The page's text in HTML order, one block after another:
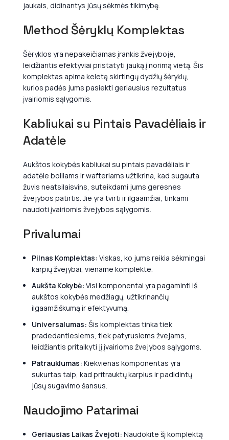
jaukais, didinantys jūsų sėkmės tikimybę.
Method Šėryklų Komplektas
Šėryklos yra nepakeičiamas įrankis žvejyboje,
leidžiantis efektyviai pristatyti jauką į norimą vietą. Šis
komplektas apima keletą skirtingų dydžių šėryklų,
kurios padės jums pasiekti geriausius rezultatus
įvairiomis sąlygomis.
Kabliukai su Pintais Pavadėliais ir
Adatėle
Aukštos kokybės kabliukai su pintais pavadėliais ir
adatėle boiliams ir wafteriams užtikrina, kad sugauta
žuvis neatsilaisvins, suteikdami jums geresnes
žvejybos patirtis. Jie yra tvirti ir ilgaamžiai, tinkami
naudoti įvairiomis žvejybos sąlygomis.
Privalumai
Pilnas Komplektas: Viskas, ko jums reikia sėkmingai
karpių žvejybai, viename komplekte.
Aukšta Kokybė: Visi komponentai yra pagaminti iš
aukštos kokybės medžiagų, užtikrinančių
ilgaamžiškumą ir efektyvumą.
Universalumas: Šis komplektas tinka tiek
pradedantiesiems, tiek patyrusiems žvejams,
leidžiantis pritaikyti jį įvairioms žvejybos sąlygoms.
Patrauklumas: Kiekvienas komponentas yra
sukurtas taip, kad pritrauktų karpius ir padidintų
jūsų sugavimo šansus.
Naudojimo Patarimai
Geriausias Laikas Žvejoti: Naudokite šį komplektą